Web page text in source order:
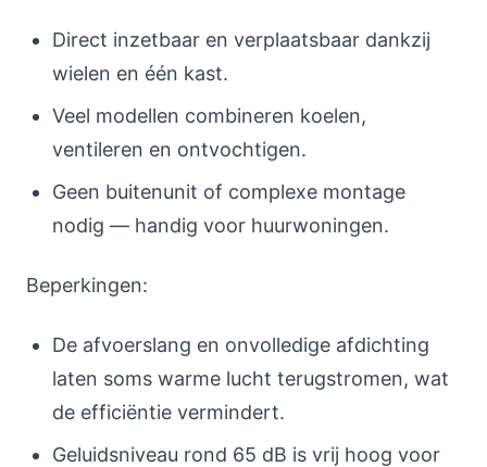
Direct inzetbaar en verplaatsbaar dankzij
wielen en één kast.
Veel modellen combineren koelen,
ventileren en ontvochtigen.
Geen buitenunit of complexe montage
nodig — handig voor huurwoningen.
Beperkingen:
De afvoerslang en onvolledige afdichting
laten soms warme lucht terugstromen, wat
de efficiëntie vermindert.
Geluidsniveau rond 65 dB is vrij hoog voor